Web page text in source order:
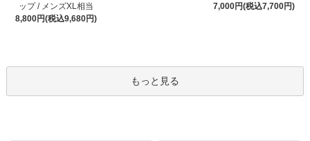
ップ / メンズXL相当
8,800円(税込9,680円)
7,000円(税込7,700円)
もっと見る